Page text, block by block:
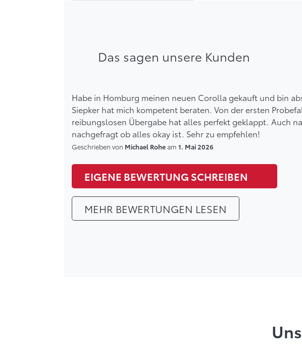
Das sagen unsere Kunden
Habe in Homburg meinen neuen Corolla gekauft und bin
Siepker hat mich kompetent beraten. Von der ersten
reibungslosen Übergabe hat alles perfekt geklappt. Auch
nachgefragt ob alles okay ist. Sehr zu empfehlen!
Geschrieben von Michael Roheam 1. Mai 2026
EIGENE BEWERTUNG SCHREIBEN
MEHR BEWERTUNGEN LESEN